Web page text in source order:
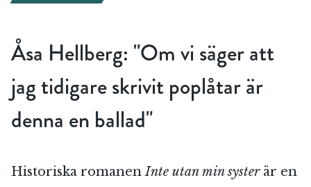
Åsa Hellberg: "Om vi säger att
jag tidigare skrivit poplåtar är
denna en ballad"
Historiska romanenInte utan min systerär en